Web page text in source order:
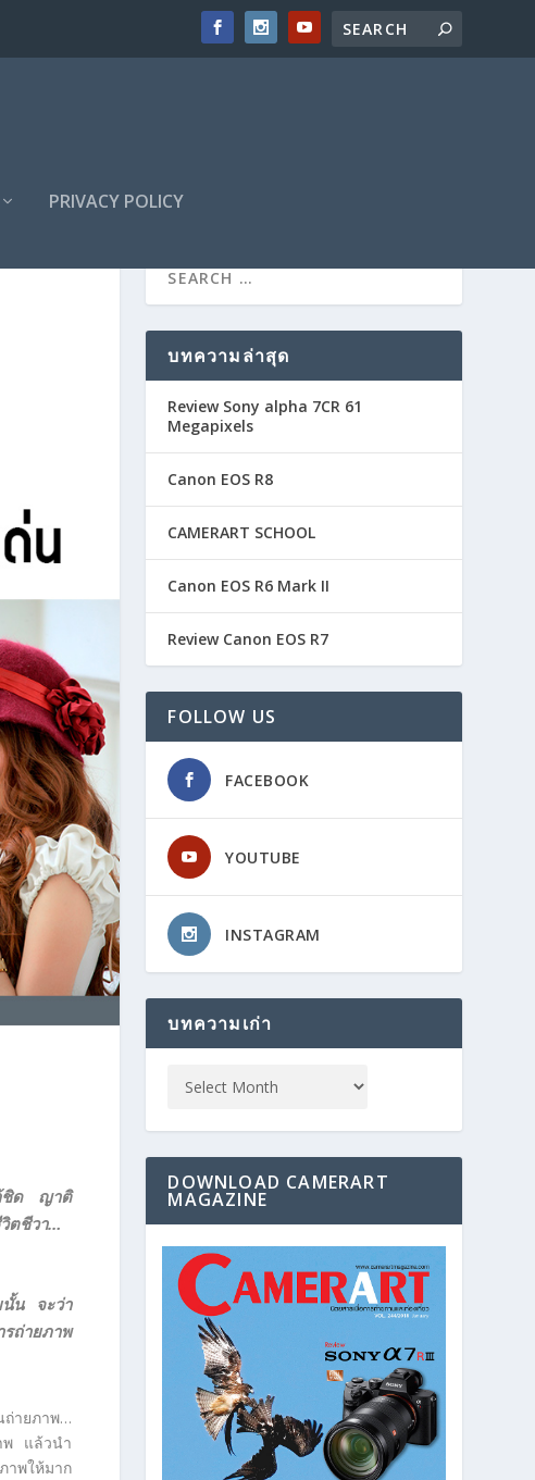
PRIVACY POLICY
ชิด ญาติ
ตชีวา…
นั้น จะว่า
ถ่ายภาพ
ถ่ายภาพ…
พ แล้วนำ
าพให้มาก
บทความล่าสุด
Review Sony alpha 7CR 61
Megapixels
Canon EOS R8
CAMERART SCHOOL
Canon EOS R6 Mark II
Review Canon EOS R7
FOLLOW US
FACEBOOK
YOUTUBE
INSTAGRAM
บทความเก่า
DOWNLOAD CAMERART
MAGAZINE